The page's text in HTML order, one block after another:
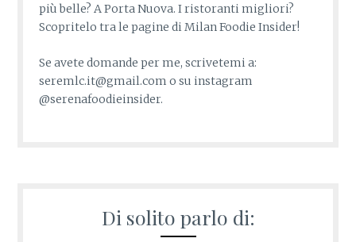
più belle? A Porta Nuova. I ristoranti migliori?
Scopritelo tra le pagine di Milan Foodie Insider!
Se avete domande per me, scrivetemi a:
seremlc.it@gmail.com o su instagram
@serenafoodieinsider.
Di solito parlo di: